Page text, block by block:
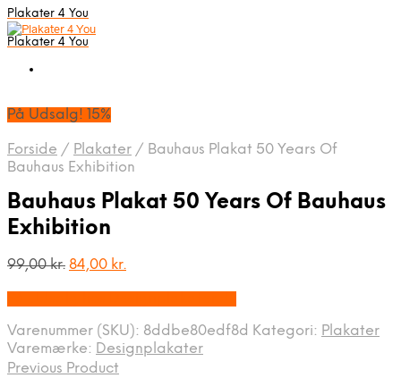
Plakater 4 You
Plakater 4 You
På Udsalg! 15%
Forside / Plakater / Bauhaus Plakat 50 Years Of
Bauhaus Exhibition
Bauhaus Plakat 50 Years Of Bauhaus
Exhibition
99,00kr. Den
99,00 kr..
84,00 kr.Den
84,00 kr..
Varenummer (SKU): 8ddbe80edf8d Kategori: Plakater
Varemærke: Designplakater
Previous Product